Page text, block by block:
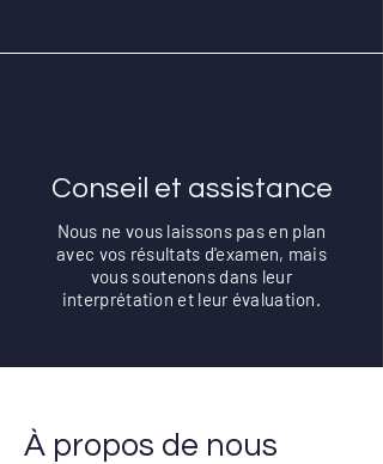
Conseil et assistance
Nous ne vous laissons pas en plan
avec vos résultats d'examen, mais
vous soutenons dans leur
interprétation et leur évaluation.
À propos de nous